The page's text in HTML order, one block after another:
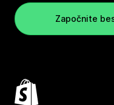
Započnite